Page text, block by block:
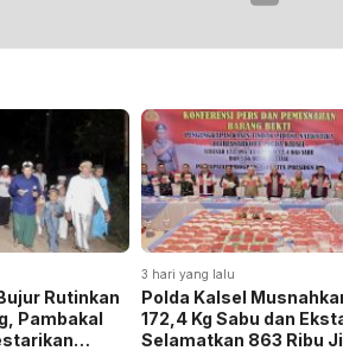
Rutinkan
Pambakal
3 hari yang lalu
Polda Kalsel
172,4 Kg Sabu dan
Selamatkan 863 Ribu